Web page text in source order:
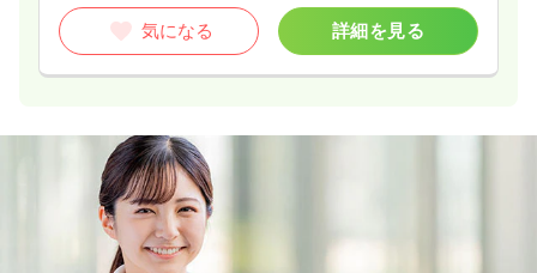
気になる 詳細を見る